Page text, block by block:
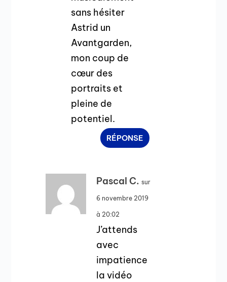
sans hésiter
Astrid un
Avantgarden,
mon coup de
cœur des
portraits et
pleine de
potentiel.
RÉPONSE
Pascal C. sur
6 novembre 2019
à 20:02
J’attends
avec
impatience
la vidéo